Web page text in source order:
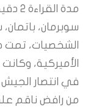
مدة القراءة 2
سوبرمان،
الشخصيات، تمت
الأميركية،
في انتصار
من رافض ناقم